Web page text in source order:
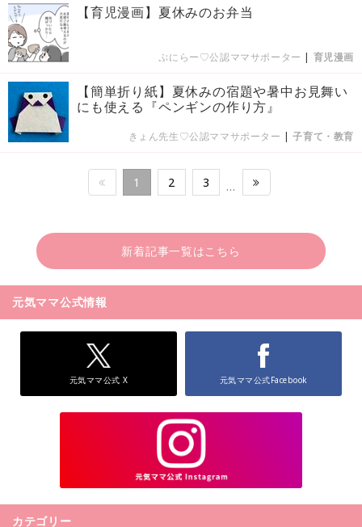
【育児漫画】夏休みのお弁当
ぷにらー♡公認ママサポーター | 育児漫画
【簡単折り紙】夏休みの宿題や暑中お見舞い
にも使える『ペンギンの作り方』
きょん先生♡公認ママサポーター |子育て・教育
1 2 3 …
新着記事一覧はこちら
元気ママ公式情報
元気ママ公式 X 元気ママ公式Facebook
カテゴリー